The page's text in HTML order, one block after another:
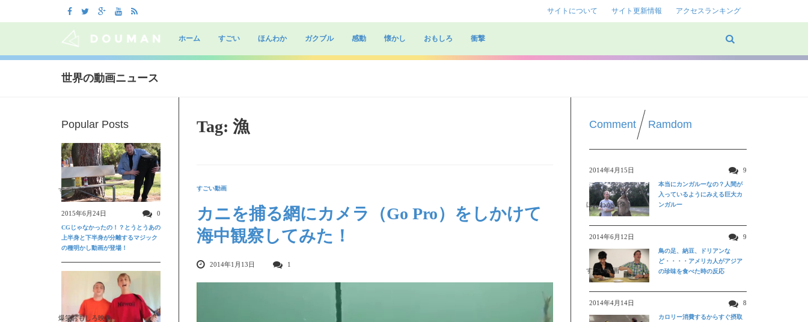
サイトについて サイト更新情報 アクセスランキング
to
ホーム すごい ほんわか ガクブル 感動 懐かし おもしろ 衝撃
世界の動画ニュース
Tag: 漁
すごい動画
カニを捕る網にカメラ（Go Pro）をしかけて
海中観察してみた！
2014年1月13日 1
Comment Ramdom
2014年4月15日 9
ほんわか映像
本当にカンガルーなの？人間が
入っているようにみえる巨大カ
ンガルー
2014年6月12日 9
すごい動画
鳥の足、納豆、ドリアンな
ど・・・・アメリカ人がアジア
の珍味を食べた時の反応
2014年4月14日 8
カロリー消費するからすぐ摂取
Popular Posts
すごい動画
2015年6月24日 0
CGじゃなかったの！？とうとうあの
上半身と下半身が分離するマジック
の種明かし動画が登場！
爆笑おもしろ映像